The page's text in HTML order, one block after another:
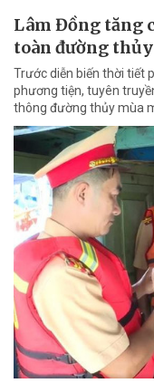
Lâm Đồng tăng
toàn đường thủy
Trước diễn biến thời tiết
phương tiện, tuyên
thông đường thủy mùa